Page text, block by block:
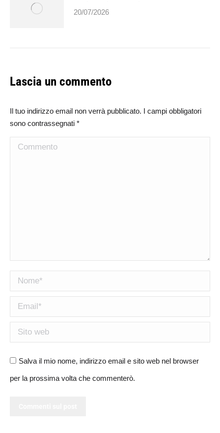
20/07/2026
Lascia un commento
Il tuo indirizzo email non verrà pubblicato. I campi obbligatori
sono contrassegnati *
Commento
Nome *
Email *
Sito web
Salva il mio nome, indirizzo email e sito web nel browser
per la prossima volta che commenterò.